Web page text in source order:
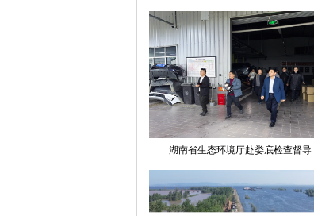
湖南省生态环境厅赴娄底检查督导